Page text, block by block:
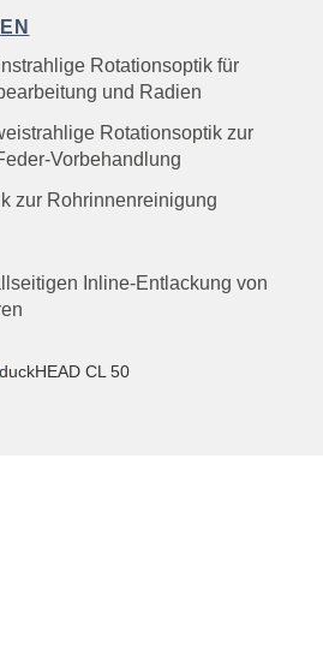
Rotationsoptik für
und Radien
Rotationsoptik zur
Vorbehandlung
zur Rohrinnenreinigung
Inline-Entlackung von